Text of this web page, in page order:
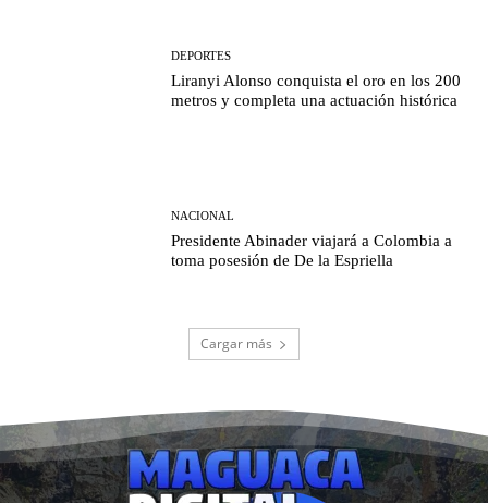
DEPORTES
Liranyi Alonso conquista el oro en los 200
metros y completa una actuación histórica
NACIONAL
Presidente Abinader viajará a Colombia a
toma posesión de De la Espriella
Cargar más